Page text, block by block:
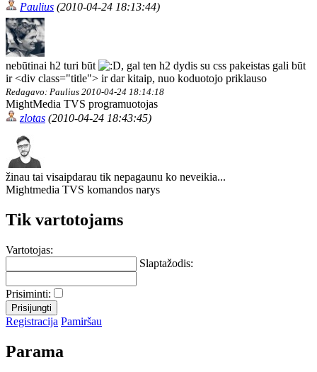
Paulius (2010-04-24 18:13:44)
nebūtinai h2 turi būt
, gal ten h2 dydis su css pakeistas gali būt
ir <div class="title"> ir dar kitaip, nuo koduotojo priklauso
Redagavo: Paulius 2010-04-24 18:14:18
MightMedia TVS programuotojas
zlotas (2010-04-24 18:43:45)
žinau tai visaipdarau tik nepagaunu ko neveikia...
Mightmedia TVS komandos narys
Tik vartotojams
Vartotojas:
Slaptažodis:
Prisiminti:
Registracija Pamiršau
Parama